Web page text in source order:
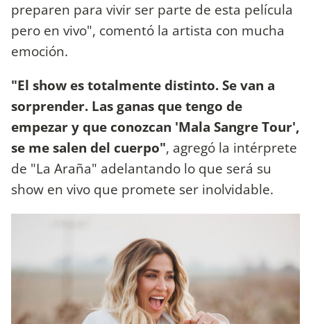
preparen para vivir ser parte de esta película
pero en vivo", comentó la artista con mucha
emoción.
"El show es totalmente distinto. Se van a
sorprender. Las ganas que tengo de
empezar y que conozcan 'Mala Sangre Tour',
se me salen del cuerpo", agregó la intérprete
de "La Araña" adelantando lo que será su
show en vivo que promete ser inolvidable.